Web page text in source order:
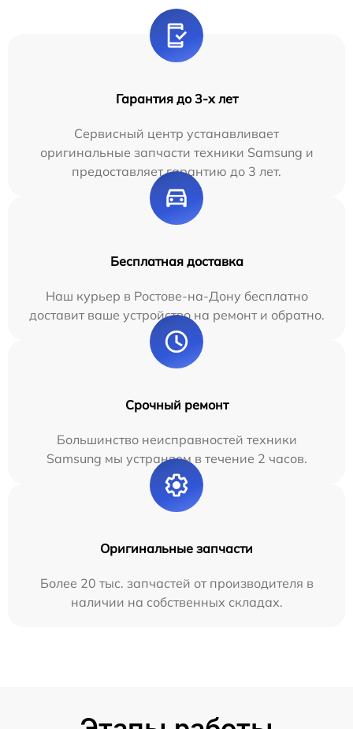
Гарантия до 3-х лет
Сервисный центр устанавливает
оригинальные запчасти техники Samsung и
предоставляет гарантию до 3 лет.
Бесплатная доставка
Наш курьер в Ростове-на-Дону бесплатно
доставит ваше устройство на ремонт и обратно.
Срочный ремонт
Большинство неисправностей техники
Samsung мы устраняем в течение 2 часов.
Оригинальные запчасти
Более 20 тыс. запчастей от производителя в
наличии на собственных складах.